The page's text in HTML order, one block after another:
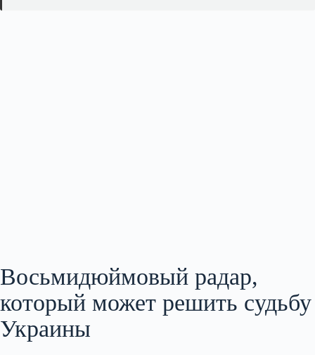
Восьмидюймовый радар,
который может решить судьбу
Украины